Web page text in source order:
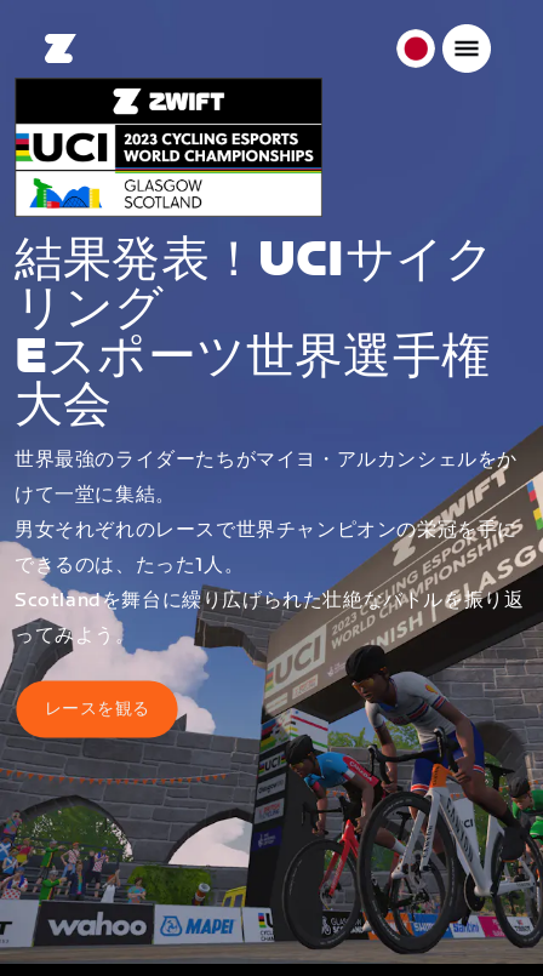
日
結果発表！UCIサイク
リング
Eスポーツ世界選手権
大会
世界最強のライダーたちがマイヨ・アルカンシェルをか
けて一堂に集結。
男女それぞれのレースで世界チャンピオンの栄冠を手に
できるのは、たった1人。
Scotlandを舞台に繰り広げられた壮絶なバトルを振り返
ってみよう。
レースを観る